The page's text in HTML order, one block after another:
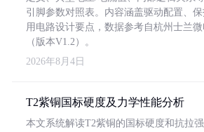
引脚参数对照表。内容涵盖驱动配置、
用电路设计要点，数据参考自杭州士兰
（版本V1.2）。
2026年8月4日
T2紫铜国标硬度及力学性能分析
本文系统解读T2紫铜的国标硬度和抗拉